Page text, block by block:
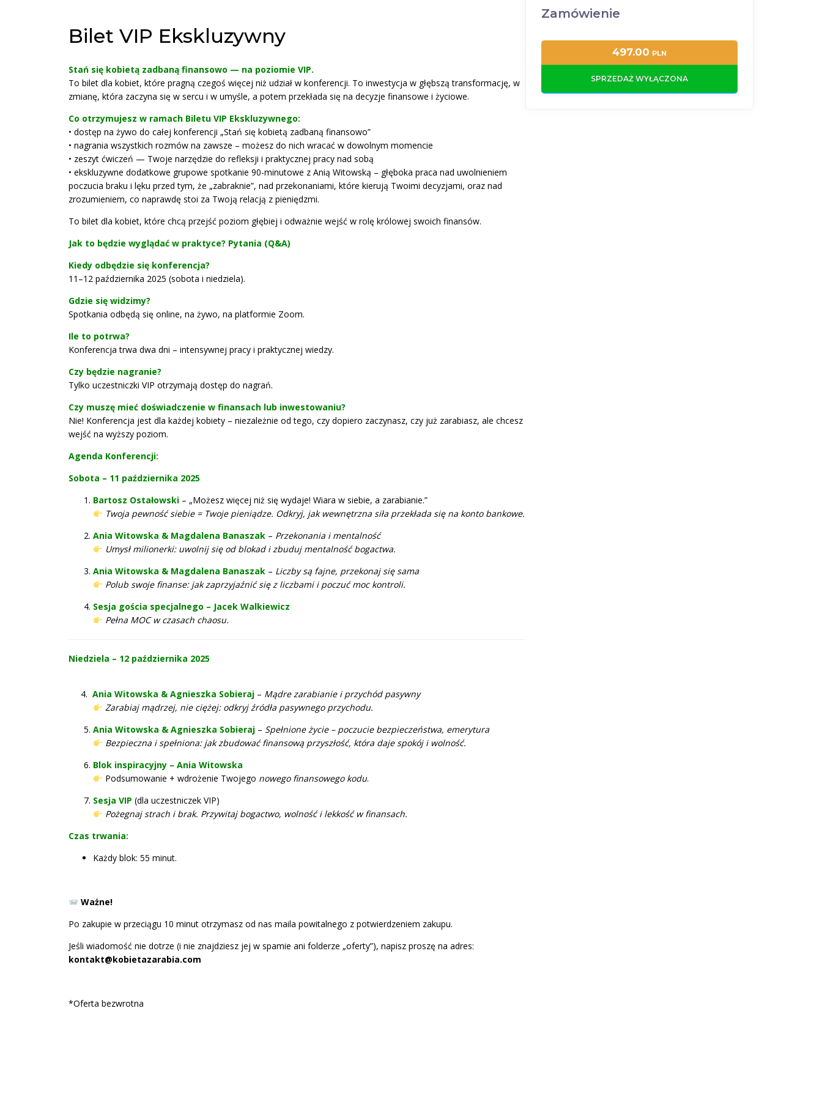
Bilet VIP Ekskluzywny
Stań się kobietą zadbaną finansowo — na poziomie VIP.
To bilet dla kobiet, które pragną czegoś więcej niż udział w konferencji. To inwestycja w głębszą transformację, w
zmianę, która zaczyna się w sercu i w umyśle, a potem przekłada się na decyzje finansowe i życiowe.
Co otrzymujesz w ramach Biletu VIP Ekskluzywnego:
• dostęp na żywo do całej konferencji „Stań się kobietą zadbaną finansowo”
• nagrania wszystkich rozmów na zawsze – możesz do nich wracać w dowolnym momencie
• zeszyt ćwiczeń — Twoje narzędzie do refleksji i praktycznej pracy nad sobą
• ekskluzywne dodatkowe grupowe spotkanie 90-minutowe z Anią Witowską – głęboka praca nad uwolnieniem
poczucia braku i lęku przed tym, że „zabraknie”, nad przekonaniami, które kierują Twoimi decyzjami, oraz nad
zrozumieniem, co naprawdę stoi za Twoją relacją z pieniędzmi.
To bilet dla kobiet, które chcą przejść poziom głębiej i odważnie wejść w rolę królowej swoich finansów.
Jak to będzie wyglądać w praktyce? Pytania (Q&A)
Kiedy odbędzie się konferencja?
11–12 października 2025 (sobota i niedziela).
Gdzie się widzimy?
Spotkania odbędą się online, na żywo, na platformie Zoom.
Ile to potrwa?
Konferencja trwa dwa dni – intensywnej pracy i praktycznej wiedzy.
Czy będzie nagranie?
Tylko uczestniczki VIP otrzymają dostęp do nagrań.
Czy muszę mieć doświadczenie w finansach lub inwestowaniu?
Nie! Konferencja jest dla każdej kobiety – niezależnie od tego, czy dopiero zaczynasz, czy już zarabiasz, ale chcesz
wejść na wyższy poziom.
Agenda Konferencji:
Sobota – 11 października 2025
Bartosz Ostałowski – „Możesz więcej niż się wydaje! Wiara w siebie, a zarabianie.”
Twoja pewność siebie = Twoje pieniądze. Odkryj, jak wewnętrzna siła przekłada się na konto bankowe.
Ania Witowska & Magdalena Banaszak – Przekonania i mentalność
Umysł milionerki: uwolnij się od blokad i zbuduj mentalność bogactwa.
Ania Witowska & Magdalena Banaszak – Liczby są fajne, przekonaj się sama
Polub swoje finanse: jak zaprzyjaźnić się z liczbami i poczuć moc kontroli.
Sesja gościa specjalnego – Jacek Walkiewicz
Pełna MOC w czasach chaosu.
Niedziela – 12 października 2025
4. Ania Witowska & Agnieszka Sobieraj – Mądre zarabianie i przychód pasywny
Zarabiaj mądrzej, nie ciężej: odkryj źródła pasywnego przychodu.
Ania Witowska & Agnieszka Sobieraj – Spełnione życie – poczucie bezpieczeństwa, emerytura
Bezpieczna i spełniona: jak zbudować finansową przyszłość, która daje spokój i wolność.
Blok inspiracyjny – Ania Witowska
Podsumowanie + wdrożenie Twojego nowego finansowego kodu.
Sesja VIP (dla uczestniczek VIP)
Pożegnaj strach i brak. Przywitaj bogactwo, wolność i lekkość w finansach.
Czas trwania:
Każdy blok: 55 minut.
Ważne!
Po zakupie w przeciągu 10 minut otrzymasz od nas maila powitalnego z potwierdzeniem zakupu.
Jeśli wiadomość nie dotrze (i nie znajdziesz jej w spamie ani folderze „oferty”), napisz proszę na adres:
kontakt@kobietazarabia.com
*Oferta bezwrotna
Zamówienie
497.00 PLN
SPRZEDAŻ WYŁĄCZONA